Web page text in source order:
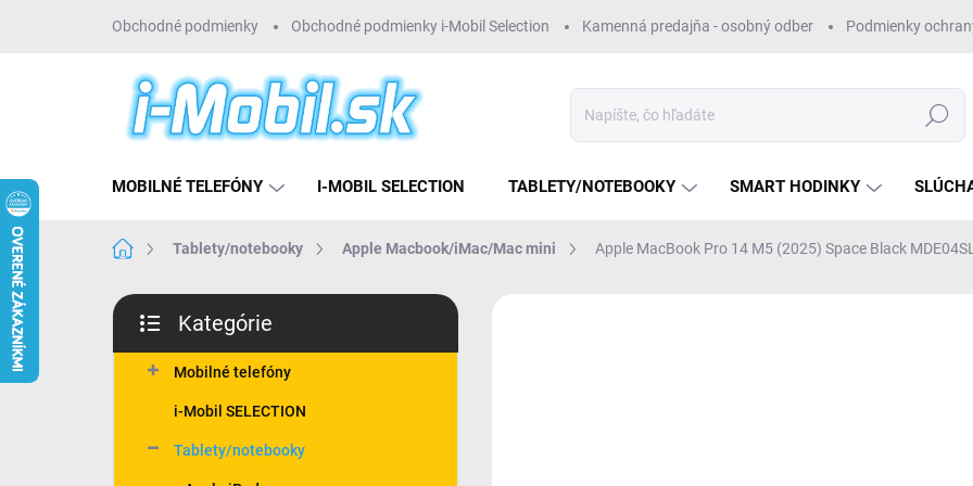
Obchodné podmienky Obchodné podmienky i-Mobil Selection Kamenná predajňa - osobný odber Podmienky
Hľadať
MOBILNÉ TELEFÓNY I-MOBIL SELECTION TABLETY/NOTEBOOKY SMART HODINKY
DomovTablety/notebooky Apple Macbook/iMac/Mac mini Apple MacBook Pro 14 M5 (2025) Space Black
B
č
kategórie
Kategórie
Mobilné telefóny
i-Mobil SELECTION
Tablety/notebooky